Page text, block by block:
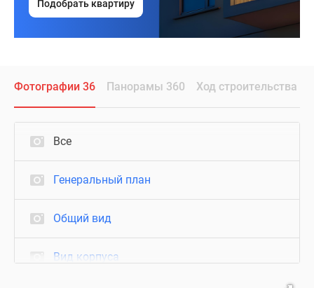
Подобрать квартиру
Фотографии 36 Панорамы 360 Ход строительства
Все
Генеральный план
Общий вид
Вид корпуса